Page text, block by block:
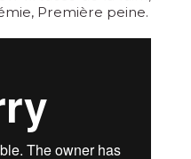
Première peine.